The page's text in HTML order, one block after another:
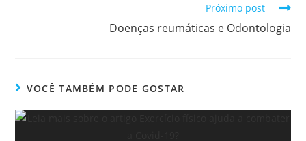
Próximo post
Doenças reumáticas e Odontologia
VOCÊ TAMBÉM PODE GOSTAR